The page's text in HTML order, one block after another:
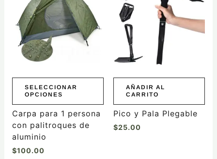
SELECCIONAR
OPCIONES
tiene
múltiples
variantes.
Las
opciones
pueden
elegir
la
página
de
producto
Carpa para 1 persona
con palitroques de
aluminio
$100.00
AÑADIR AL
CARRITO
Pico y Pala Plegable
$25.00